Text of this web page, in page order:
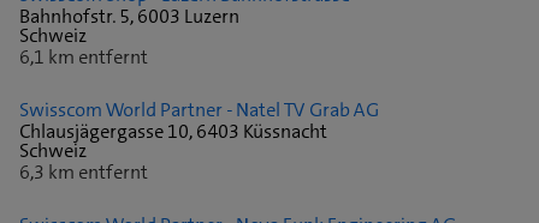
Bahnhofstr. 5, 6003 Luzern
Schweiz
6,1 km entfernt
Swisscom World Partner - Natel TV Grab AG
Chlausjägergasse 10, 6403 Küssnacht
Schweiz
6,3 km entfernt